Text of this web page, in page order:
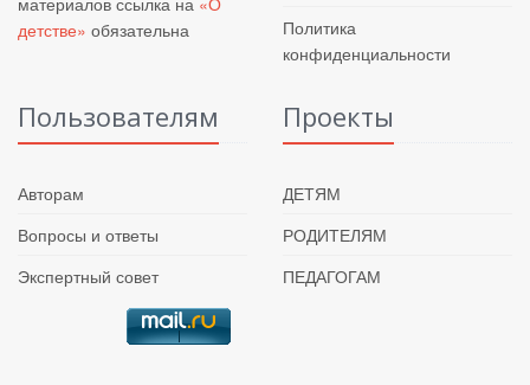
детстве» обязательна
Политика
конфиденциальности
Пользователям
Авторам
Вопросы и ответы
Экспертный совет
Проекты
ДЕТЯМ
РОДИТЕЛЯМ
ПЕДАГОГАМ